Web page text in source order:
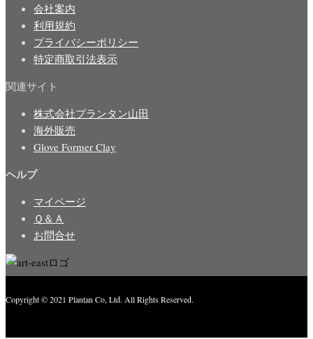
会社案内
利用規約
プライバシーポリシー
特定商取引法表示
関連サイト
株式会社プランタン山田
海外販売
Glove Former Clay
ヘルプ
マイページ
Ｑ＆Ａ
お問合せ
Copyright © 2021 Plantan Co, Ltd. All Rights Reserved.